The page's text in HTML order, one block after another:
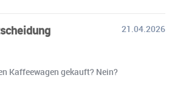
21.04.2026
Kaffeewagen gekauft? Nein?